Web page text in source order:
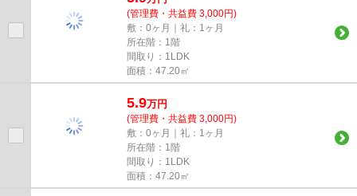
(管理費・共益費 3,000円)
敷：0ヶ月｜礼：1ヶ月
所在階：1階
間取り：1LDK
面積：47.20㎡
5.9万円
(管理費・共益費 3,000円)
敷：0ヶ月｜礼：1ヶ月
所在階：1階
間取り：1LDK
面積：47.20㎡